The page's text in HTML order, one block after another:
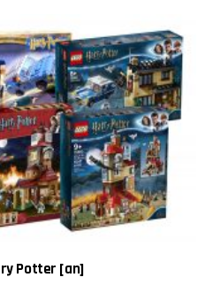
Potter [an]